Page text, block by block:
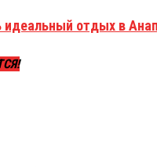
идеальный отдых в